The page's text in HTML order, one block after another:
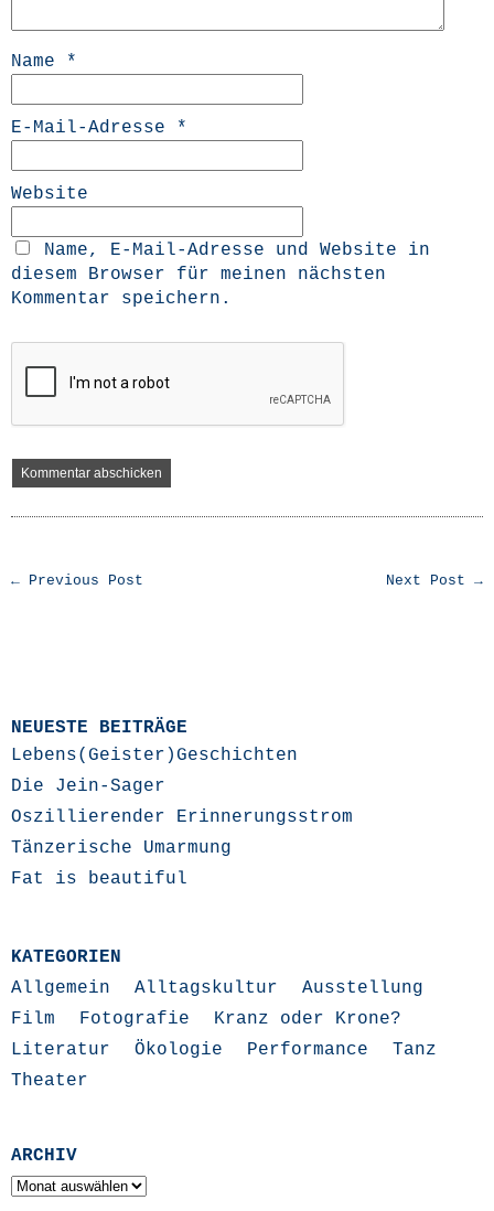
Name *
E-Mail-Adresse *
Website
Name, E-Mail-Adresse und Website in
diesem Browser für meinen nächsten
Kommentar speichern.
← Previous Post Next Post →
NEUESTE BEITRÄGE
Lebens(Geister)Geschichten
Die Jein-Sager
Oszillierender Erinnerungsstrom
Tänzerische Umarmung
Fat is beautiful
KATEGORIEN
Allgemein
Alltagskultur
Ausstellung
Film
Fotografie
Kranz oder Krone?
Literatur
Ökologie Performance
Tanz
Theater
ARCHIV
Archiv